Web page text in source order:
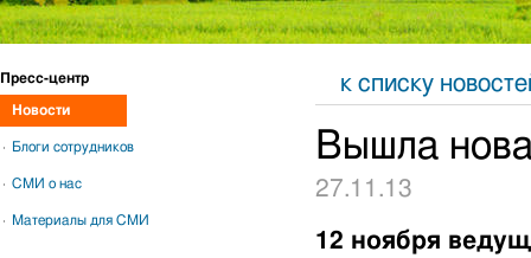
к списку
Вышла
27.11.13
12 ноября
Пресс-центр
Новости
Блоги сотрудников
СМИ о нас
Материалы для СМИ